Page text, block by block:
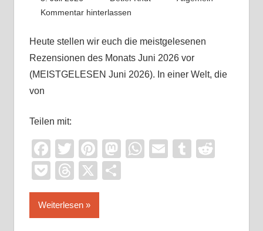
Kommentar hinterlassen
Heute stellen wir euch die meistgelesenen
Rezensionen des Monats Juni 2026 vor
(MEISTGELESEN Juni 2026). In einer Welt, die
von
Teilen mit:
Facebook
TwitterPinterest
Mastodon
WhatsApp
EmailTumblr
PocketThreads
X
Weiterlesen